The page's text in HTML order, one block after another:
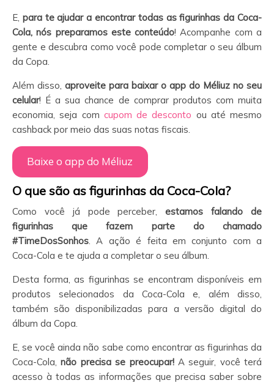
E, para te ajudar a encontrar todas as figurinhas da Coca-
Cola, nós preparamos este conteúdo! Acompanhe com a
gente e descubra como você pode completar o seu álbum
da Copa.
Além disso, aproveite para baixar o app do Méliuz no seu
celular! É a sua chance de comprar produtos com muita
economia, seja com cupom de desconto ou até mesmo
cashback por meio das suas notas fiscais.
Baixe o app do Méliuz
O que são as figurinhas da Coca-Cola?
Como você já pode perceber,estamos falando de
figurinhas que fazem parte do chamado
#TimeDosSonhos . A ação é feita em conjunto com a
Coca-Cola e te ajuda a completar o seu álbum.
Desta forma, as figurinhas se encontram disponíveis em
produtos selecionados da Coca-Cola e, além disso,
também são disponibilizadas para a versão digital do
álbum da Copa.
E, se você ainda não sabe como encontrar as figurinhas da
Coca-Cola,não precisa se preocupar!A seguir, você terá
acesso à todas as informações que precisa saber sobre